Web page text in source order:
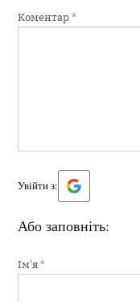
Коментар*
Увійти з:
Або заповніть:
Ім'я*